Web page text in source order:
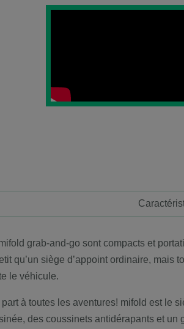
grab-and-go sont compacts et
qu’un siège d’appoint ordinaire, mais
le véhicule.
à toutes les aventures! mifold est le
des coussinets antidérapants et un